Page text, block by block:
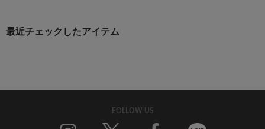
最近チェックしたアイテム
FOLLOW US